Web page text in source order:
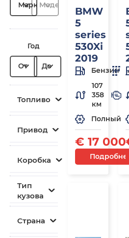
МаркаМодель
Год
От До
Топливо
Привод
Коробка
Тип
кузова
Страна
BMW
5
series
530Xi
2019
Бензин
107
358
км
Полный
€ 17 000
Подробнее